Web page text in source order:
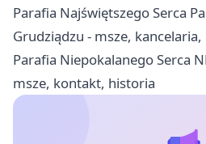
Parafia Najświętszego Serca
Grudziądzu - msze,
Parafia Niepokalanego Serca
msze, kontakt, historia